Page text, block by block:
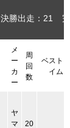
決勝出走：21
メ
ー
カ
ー
周
回
数
ベストタ
イム
ヤ
マ
20